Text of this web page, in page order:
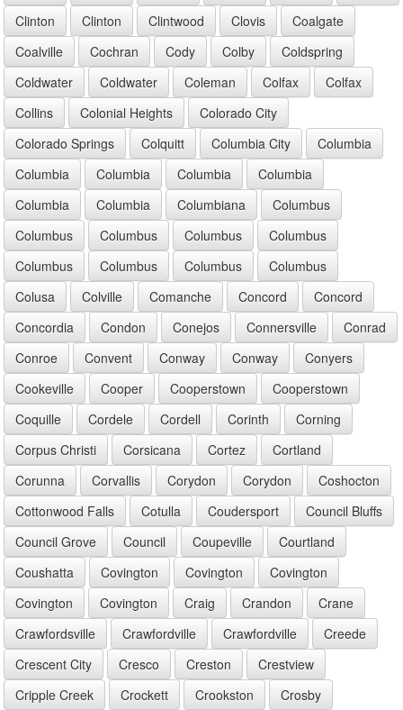
Clinton
Clinton Clintwood Clovis
Coalgate
Coalville
Cochran Cody Colby
Coldspring
Coldwater
Coldwater Coleman Colfax
Colfax
Collins
Colonial Heights
Colorado City
Colorado Springs
Colquitt Columbia City
Columbia
Columbia
Columbia Columbia
Columbia
Columbia
Columbia Columbiana
Columbus
Columbus
Columbus Columbus
Columbus
Columbus
Columbus Columbus
Columbus
Colusa
Colville Comanche Concord
Concord
Concordia
Condon Conejos Connersville
Conrad
Conroe
Convent Conway Conway
Conyers
Cookeville
Cooper Cooperstown
Cooperstown
Coquille
Cordele Cordell Corinth
Corning
Corpus Christi
Corsicana Cortez
Cortland
Corunna
Corvallis Corydon Corydon
Coshocton
Cottonwood Falls
Cotulla Coudersport
Council Bluffs
Council Grove
Council Coupeville
Courtland
Coushatta
Covington Covington
Covington
Covington
Covington Craig Crandon
Crane
Crawfordsville
Crawfordville Crawfordville
Creede
Crescent City
Cresco Creston
Crestview
Cripple Creek
Crockett Crookston
Crosby